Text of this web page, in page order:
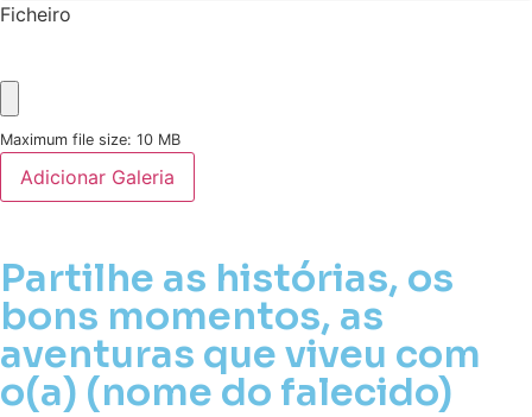
Ficheiro
Maximum file size: 10 MB
Adicionar Galeria
Partilhe as histórias, os
bons momentos, as
aventuras que viveu com
o(a) (nome do falecido)